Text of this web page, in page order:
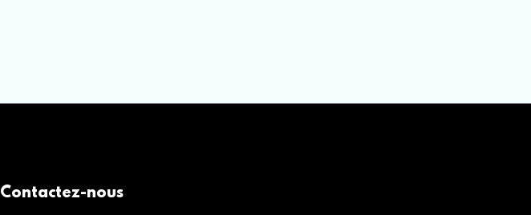
Contactez-nous